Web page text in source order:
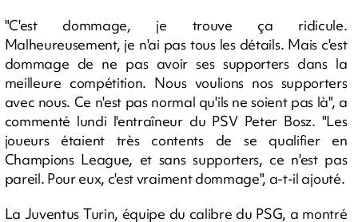
"C'est dommage, je trouve ça ridicule.
Malheureusement, je n'ai pas tous les détails. Mais c'est
dommage de ne pas avoir ses supporters dans la
meilleure compétition. Nous voulions nos supporters
avec nous. Ce n'est pas normal qu'ils ne soient pas là", a
commenté lundi l'entraîneur du PSV Peter Bosz. "Les
joueurs étaient très contents de se qualifier en
Champions League, et sans supporters, ce n'est pas
pareil. Pour eux, c'est vraiment dommage", a-t-il ajouté.
La Juventus Turin, équipe du calibre du PSG, a montré